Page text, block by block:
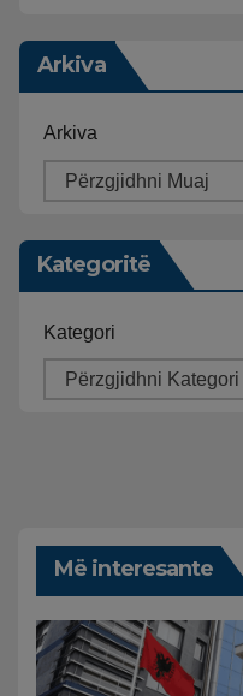
Arkiva
Arkiva
Kategoritë
Kategori
Më interesante